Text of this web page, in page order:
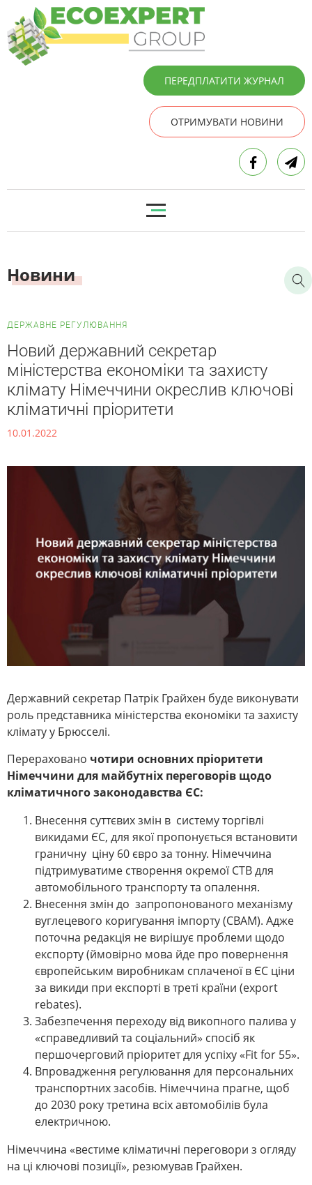
ПЕРЕДПЛАТИТИ ЖУРНАЛ
ОТРИМУВАТИ НОВИНИ
Новини
ДЕРЖАВНЕ РЕГУЛЮВАННЯ
Новий державний секретар
міністерства економіки та захисту
клімату Німеччини окреслив ключові
кліматичні пріоритети
10.01.2022
Державний секретар Патрік Грайхен буде виконувати
роль представника міністерства економіки та захисту
клімату у Брюсселі.
Перераховано чотири основних пріоритети
Німеччини для майбутніх переговорів щодо
кліматичного законодавства ЄС:
Внесення суттєвих змін в систему торгівлі
викидами ЄС, для якої пропонується встановити
граничну ціну 60 євро за тонну. Німеччина
підтримуватиме створення окремої СТВ для
автомобільного транспорту та опалення.
Внесення змін до запропонованого механізму
вуглецевого коригування імпорту (CBAM). Адже
поточна редакція не вирішує проблеми щодо
експорту (ймовірно мова йде про повернення
європейським виробникам сплаченої в ЄС ціни
за викиди при експорті в треті країни (export
rebates).
Забезпечення переходу від викопного палива у
«справедливий та соціальний» спосіб як
першочерговий пріоритет для успіху «Fit for 55».
Впровадження регулювання для персональних
транспортних засобів. Німеччина прагне, щоб
до 2030 року третина всіх автомобілів була
електричною.
Німеччина «вестиме кліматичні переговори з огляду
на ці ключові позиції», резюмував Грайхен.